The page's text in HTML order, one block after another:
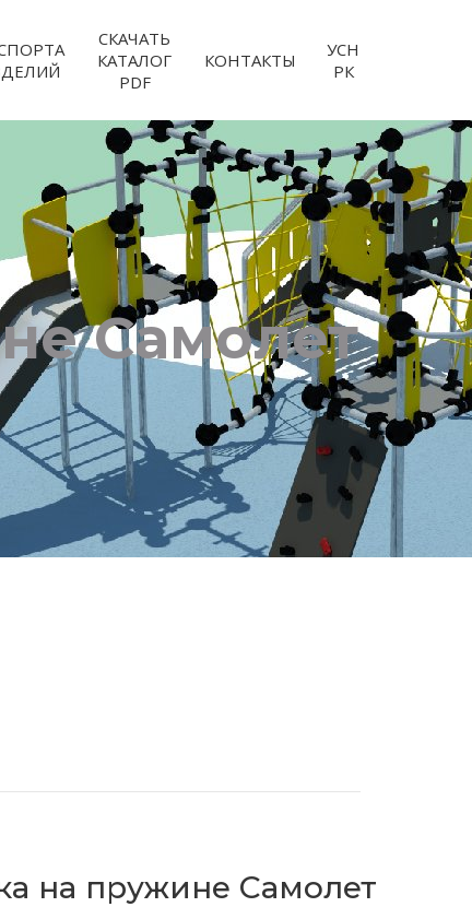
СКАЧАТЬ
КАТАЛОГ
PDF
КОНТАКТЫ
УСН
РК
Самолет
на пружине Самолет